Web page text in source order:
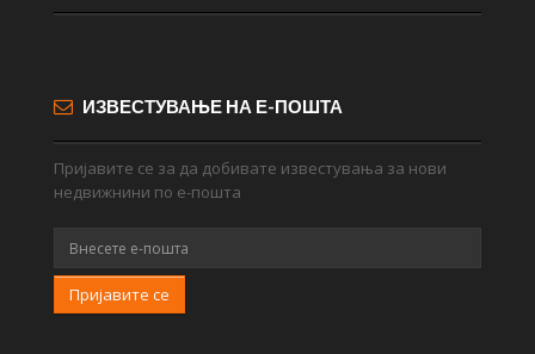
ИЗВЕСТУВАЊЕ НА Е-ПОШТА
Пријавите се за да добивате известувања за нови
недвижнини по е-пошта
Пријавите се